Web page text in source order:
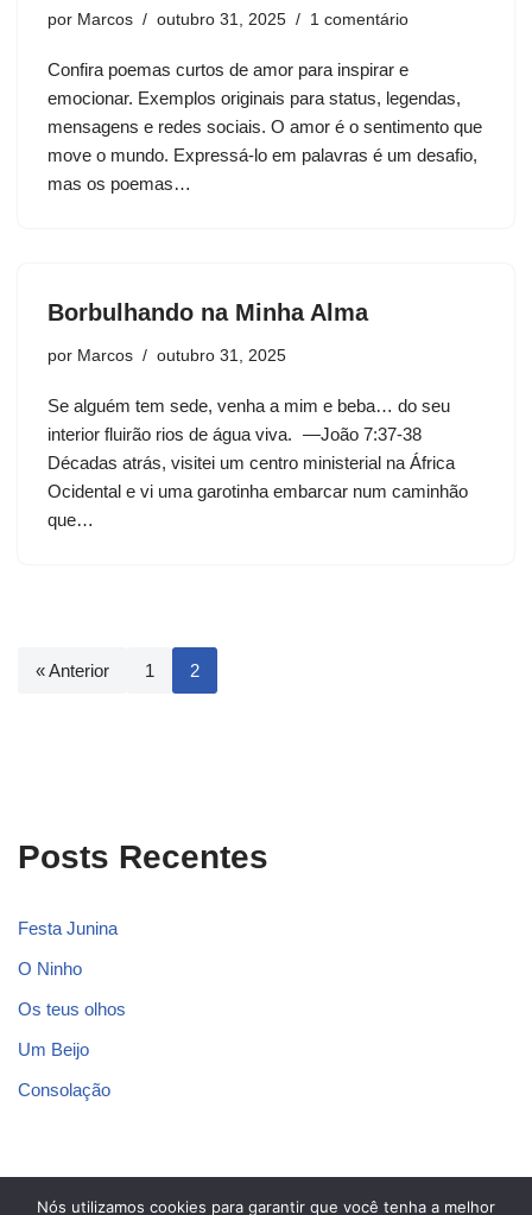
por Marcos outubro 31, 2025 1 comentário
Confira poemas curtos de amor para inspirar e
emocionar. Exemplos originais para status, legendas,
mensagens e redes sociais. O amor é o sentimento que
move o mundo. Expressá-lo em palavras é um desafio,
mas os poemas…
Borbulhando na Minha Alma
por Marcos outubro 31, 2025
Se alguém tem sede, venha a mim e beba… do seu
interior fluirão rios de água viva. —João 7:37-38
Décadas atrás, visitei um centro ministerial na África
Ocidental e vi uma garotinha embarcar num caminhão
que…
« Anterior 1 2
Posts Recentes
Festa Junina
O Ninho
Os teus olhos
Um Beijo
Consolação
Nós utilizamos cookies para garantir que você tenha a melhor